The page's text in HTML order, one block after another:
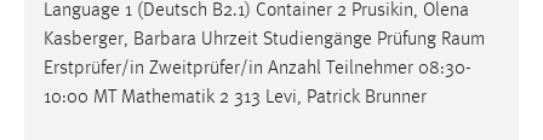
Language 1 (Deutsch B2.1) Container 2 Prusikin, Olena
Kasberger, Barbara Uhrzeit Studiengänge Prüfung Raum
Erstprüfer/in Zweitprüfer/in Anzahl Teilnehmer 08:30-
10:00 MT Mathematik 2 313 Levi, Patrick Brunner